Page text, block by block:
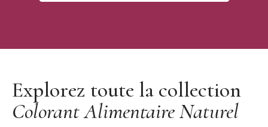
Explorez toute la collection
Colorant Alimentaire Naturel